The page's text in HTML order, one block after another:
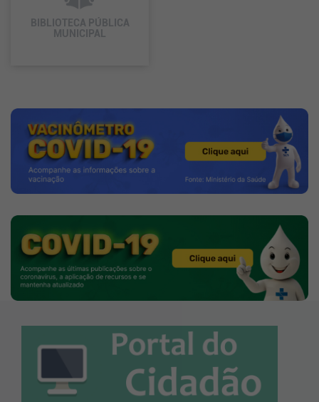
BIBLIOTECA PÚBLICA
MUNICIPAL